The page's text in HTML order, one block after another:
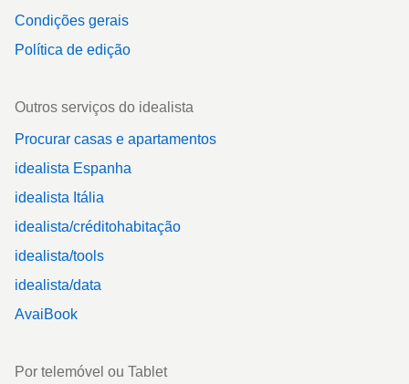
Condições gerais
Política de edição
Outros serviços do idealista
Procurar casas e apartamentos
idealista Espanha
idealista Itália
idealista/créditohabitação
idealista/tools
idealista/data
AvaiBook
Por telemóvel ou Tablet